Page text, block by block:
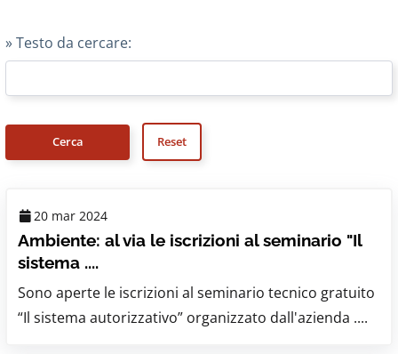
» Testo da cercare:
20 mar 2024
Ambiente: al via le iscrizioni al seminario "Il
sistema ....
Sono aperte le iscrizioni al seminario tecnico gratuito
“Il sistema autorizzativo” organizzato dall'azienda ....